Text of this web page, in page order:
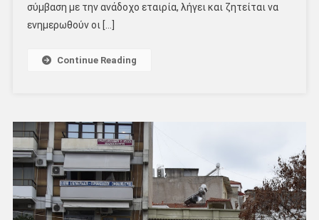
σύμβαση με την ανάδοχο εταιρία, λήγει και ζητείται να
ενημερωθούν οι […]
Continue Reading